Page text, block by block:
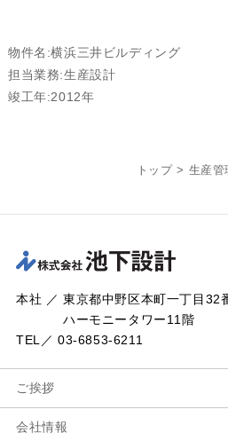
物件名:横浜三井ビルディング
担当業務:生産設計
竣工年:2012年
トップ > 生産管
本社 ／ 東京都中野区本町一丁目32
ハーモニータワー11階
TEL／ 03-6853-6211
ご挨拶
会社情報